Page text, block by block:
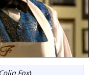
Fox)